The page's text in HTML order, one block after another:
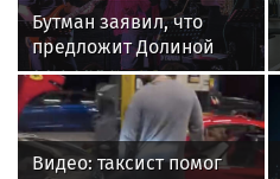
Бутман заявил, что
предложит Долиной
кафедру в будущем
джазовом вузе
Видео: таксист помог